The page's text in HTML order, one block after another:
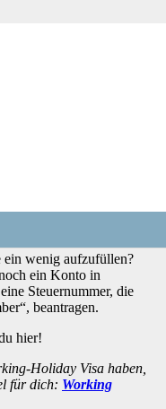
Nummer
Visum in der Hand
ein wenig aufzufüllen?
ein Konto in
Steuernummer, die
beantragen.
hier!
Holiday Visa haben,
für dich: Working